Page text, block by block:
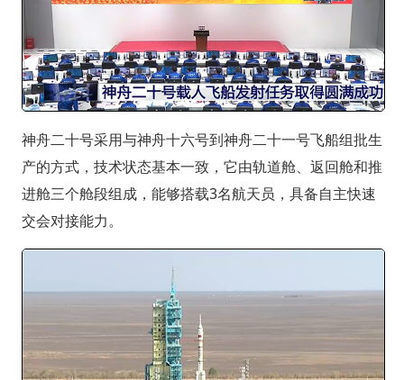
神舟二十号采用与神舟十六号到神舟二十一号飞船组批生
产的方式，技术状态基本一致，它由轨道舱、返回舱和推
进舱三个舱段组成，能够搭载3名航天员，具备自主快速
交会对接能力。